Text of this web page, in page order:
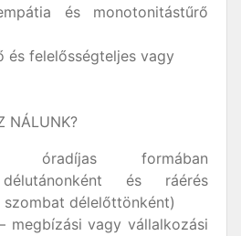
és monotonitástűrő
és felelősségteljes vagy
NÁLUNK?
óradíjas formában
és ráérés
délelőttönként)
megbízási vagy vállalkozási